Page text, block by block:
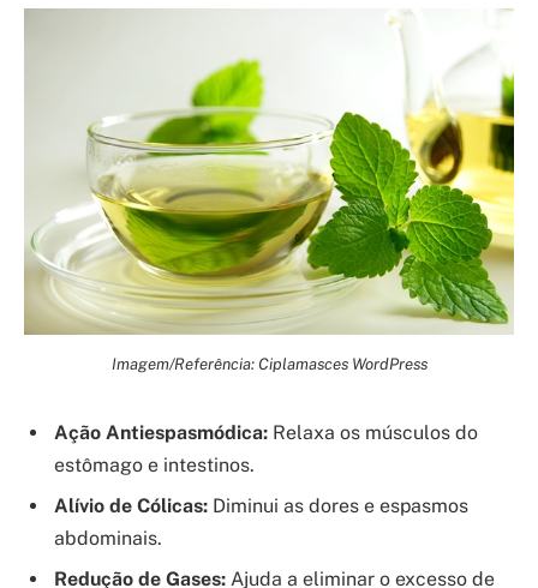
Imagem/Referência: Ciplamasces WordPress
Ação Antiespasmódica: Relaxa os músculos do
estômago e intestinos.
Alívio de Cólicas: Diminui as dores e espasmos
abdominais.
Redução de Gases: Ajuda a eliminar o excesso de